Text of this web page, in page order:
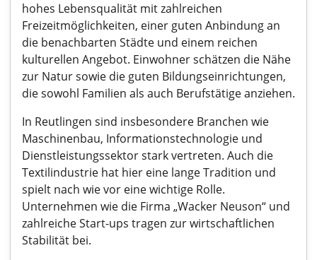
hohes Lebensqualität mit zahlreichen
Freizeitmöglichkeiten, einer guten Anbindung an
die benachbarten Städte und einem reichen
kulturellen Angebot. Einwohner schätzen die Nähe
zur Natur sowie die guten Bildungseinrichtungen,
die sowohl Familien als auch Berufstätige anziehen.
In Reutlingen sind insbesondere Branchen wie
Maschinenbau, Informationstechnologie und
Dienstleistungssektor stark vertreten. Auch die
Textilindustrie hat hier eine lange Tradition und
spielt nach wie vor eine wichtige Rolle.
Unternehmen wie die Firma „Wacker Neuson“ und
zahlreiche Start-ups tragen zur wirtschaftlichen
Stabilität bei.